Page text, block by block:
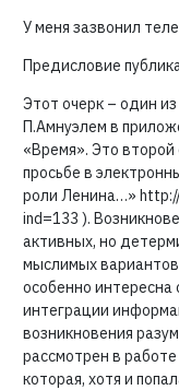
У меня зазвонил
Предисловие
Этот очерк – один
П.Амнуэлем в
«Время». Это
просьбе в
роли Ленина…»
ind=133 ).
активных, но
мыслимых вариантов
особенно интересна
интеграции
возникновения
рассмотрен в
которая, хотя и